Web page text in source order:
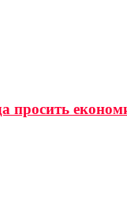
просить